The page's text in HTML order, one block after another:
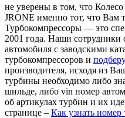
не уверены в том, что
JRONE именно тот, что Вам
Турбокомпрессоры — это
2001 года. Наши
автомобиля с заводскими
турбокомпрессоров и
производителя, исходя из
турбины необходимо либо
шильде, либо vin номер
об артикулах турбин и их
странице – Как узнать